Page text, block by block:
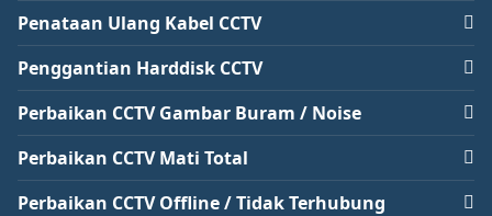
Penataan Ulang Kabel CCTV
Penggantian Harddisk CCTV
Perbaikan CCTV Gambar Buram / Noise
Perbaikan CCTV Mati Total
Perbaikan CCTV Offline / Tidak Terhubung